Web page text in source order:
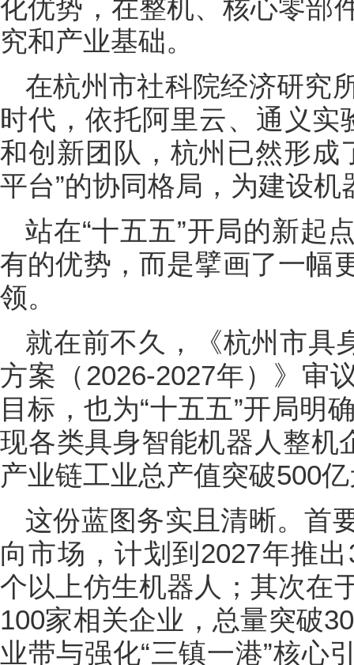
化优势，在整机、核心零部
究和产业基础。
在杭州市社科院经济研究
时代，依托阿里云、通义实
和创新团队，杭州已然形成
平台”的协同格局，为建设机
站在“十五五”开局的新起
有的优势，而是擘画了一幅
领。
就在前不久，《杭州市具
方案（2026-2027年）》审
目标，也为“十五五”开局
现各类具身智能机器人整机
产业链工业总产值突破500
这份蓝图务实且清晰。首
向市场，计划到2027年推
个以上仿生机器人；其次在
100家相关企业，总量突破
业带与强化“三镇一港”核心